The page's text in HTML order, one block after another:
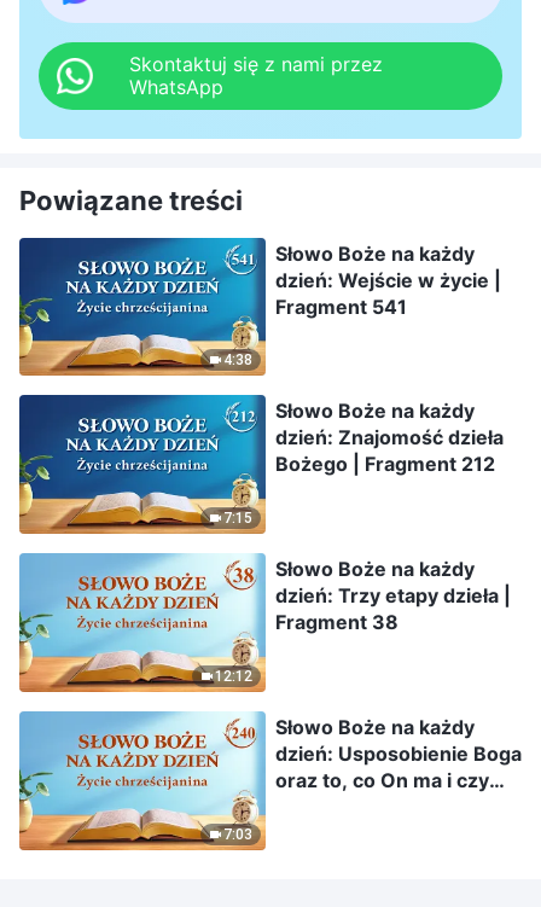
Skontaktuj się z nami przez
WhatsApp
Powiązane treści
4:38
Słowo Boże na każdy
dzień: Wejście w życie |
Fragment 541
7:15
Słowo Boże na każdy
dzień: Znajomość dzieła
Bożego | Fragment 212
12:12
Słowo Boże na każdy
dzień: Trzy etapy dzieła |
Fragment 38
7:03
Słowo Boże na każdy
dzień: Usposobienie Boga
oraz to, co On ma i czym